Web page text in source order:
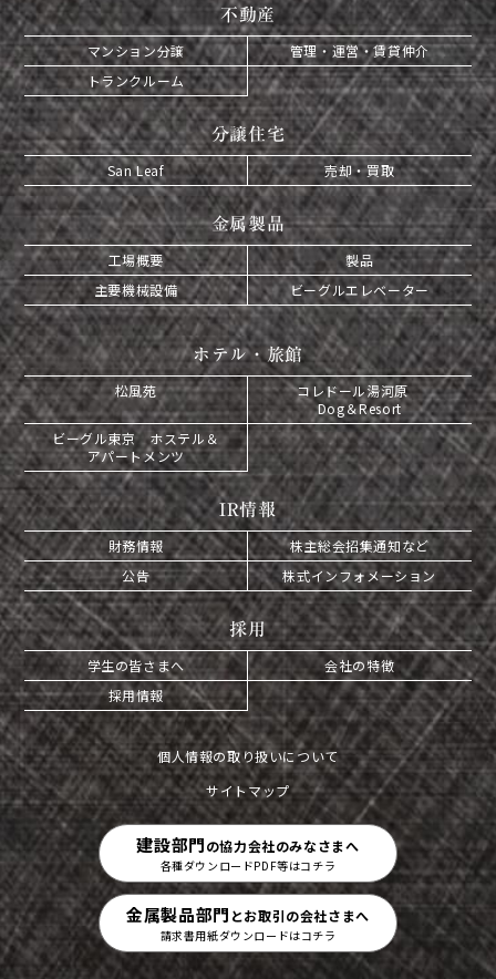
不動産
マンション分譲
管理・運営・賃貸仲介
トランクルーム
分譲住宅
San Leaf 売却・買取
金属製品
工場概要
製品
主要機械設備
ビーグルエレベーター
ホテル・旅館
松風苑
コレドール湯河原
Dog＆Resort
ビーグル東京 ホステル＆
アパートメンツ
IR情報
財務情報
株主総会招集通知など
公告
株式インフォメーション
採用
学生の皆さまへ
会社の特徴
採用情報
個人情報の取り扱いについて
サイトマップ
建設部門の協力会社のみなさまへ
各種ダウンロードPDF等はコチラ
金属製品部門 とお取引の会社さまへ
請求書用紙ダウンロードはコチラ